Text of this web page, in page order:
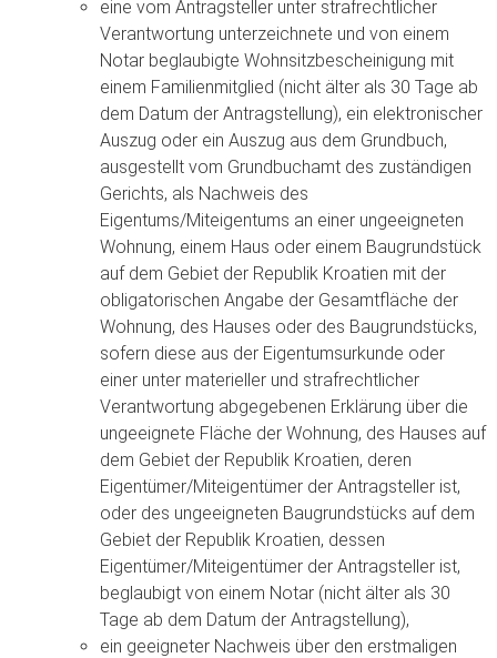
eine vom Antragsteller unter strafrechtlicher
Verantwortung unterzeichnete und von einem
Notar beglaubigte Wohnsitzbescheinigung mit
einem Familienmitglied (nicht älter als 30 Tage ab
dem Datum der Antragstellung), ein elektronischer
Auszug oder ein Auszug aus dem Grundbuch,
ausgestellt vom Grundbuchamt des zuständigen
Gerichts, als Nachweis des
Eigentums/Miteigentums an einer ungeeigneten
Wohnung, einem Haus oder einem Baugrundstück
auf dem Gebiet der Republik Kroatien mit der
obligatorischen Angabe der Gesamtfläche der
Wohnung, des Hauses oder des Baugrundstücks,
sofern diese aus der Eigentumsurkunde oder
einer unter materieller und strafrechtlicher
Verantwortung abgegebenen Erklärung über die
ungeeignete Fläche der Wohnung, des Hauses auf
dem Gebiet der Republik Kroatien, deren
Eigentümer/Miteigentümer der Antragsteller ist,
oder des ungeeigneten Baugrundstücks auf dem
Gebiet der Republik Kroatien, dessen
Eigentümer/Miteigentümer der Antragsteller ist,
beglaubigt von einem Notar (nicht älter als 30
Tage ab dem Datum der Antragstellung),
ein geeigneter Nachweis über den erstmaligen